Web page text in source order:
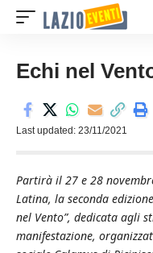
Echi nel
Last updated: 23/11/2021
Partirà il 27 e 28
Latina, la seconda
nel Vento”, dedicata agli
manifestazione,